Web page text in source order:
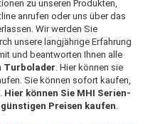
zu unseren Produkten,
anrufen oder uns über das
Wir werden Sie
unsere langjährige Erfahrung
und beantworten Ihnen alle
Turbolader . Hier können sie
Sie können sofort kaufen,
Hier können Sie MHI Serien-
Preisen kaufen